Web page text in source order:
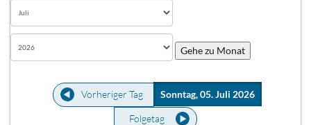
Gehe zu Monat
Vorheriger Tag Sonntag, 05. Juli 2026
Folgetag